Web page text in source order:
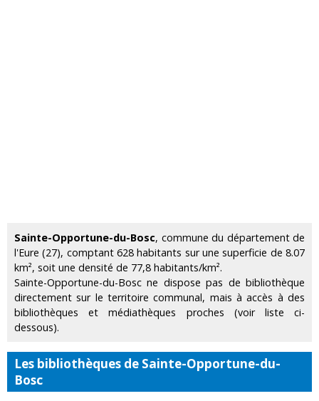
Sainte-Opportune-du-Bosc, commune du département de
l'Eure (27), comptant 628 habitants sur une superficie de 8.07
km², soit une densité de 77,8 habitants/km².
Sainte-Opportune-du-Bosc ne dispose pas de bibliothèque
directement sur le territoire communal, mais à accès à des
bibliothèques et médiathèques proches (voir liste ci-
dessous).
Les bibliothèques de Sainte-Opportune-du-
Bosc